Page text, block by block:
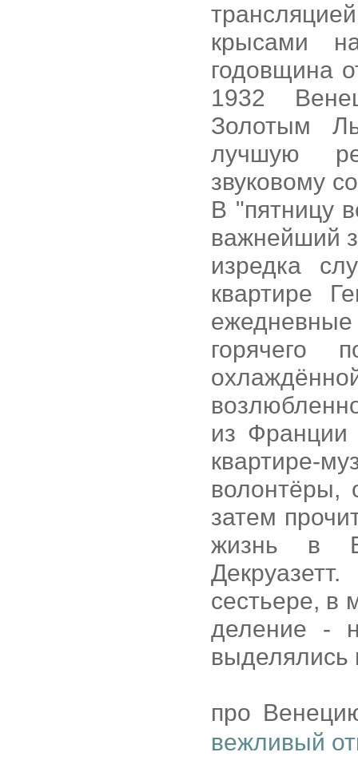
крысами
годовщина
1932
Золотым
лучшую
звуковому
В "пятницу
важнейший
изредка
квартире
горячего
из Франции
квартире-
волонтёры,
затем
жизнь в
сестьере, в
деление -
про
вежливый